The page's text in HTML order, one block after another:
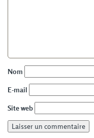
Nom
E-mail
Site web